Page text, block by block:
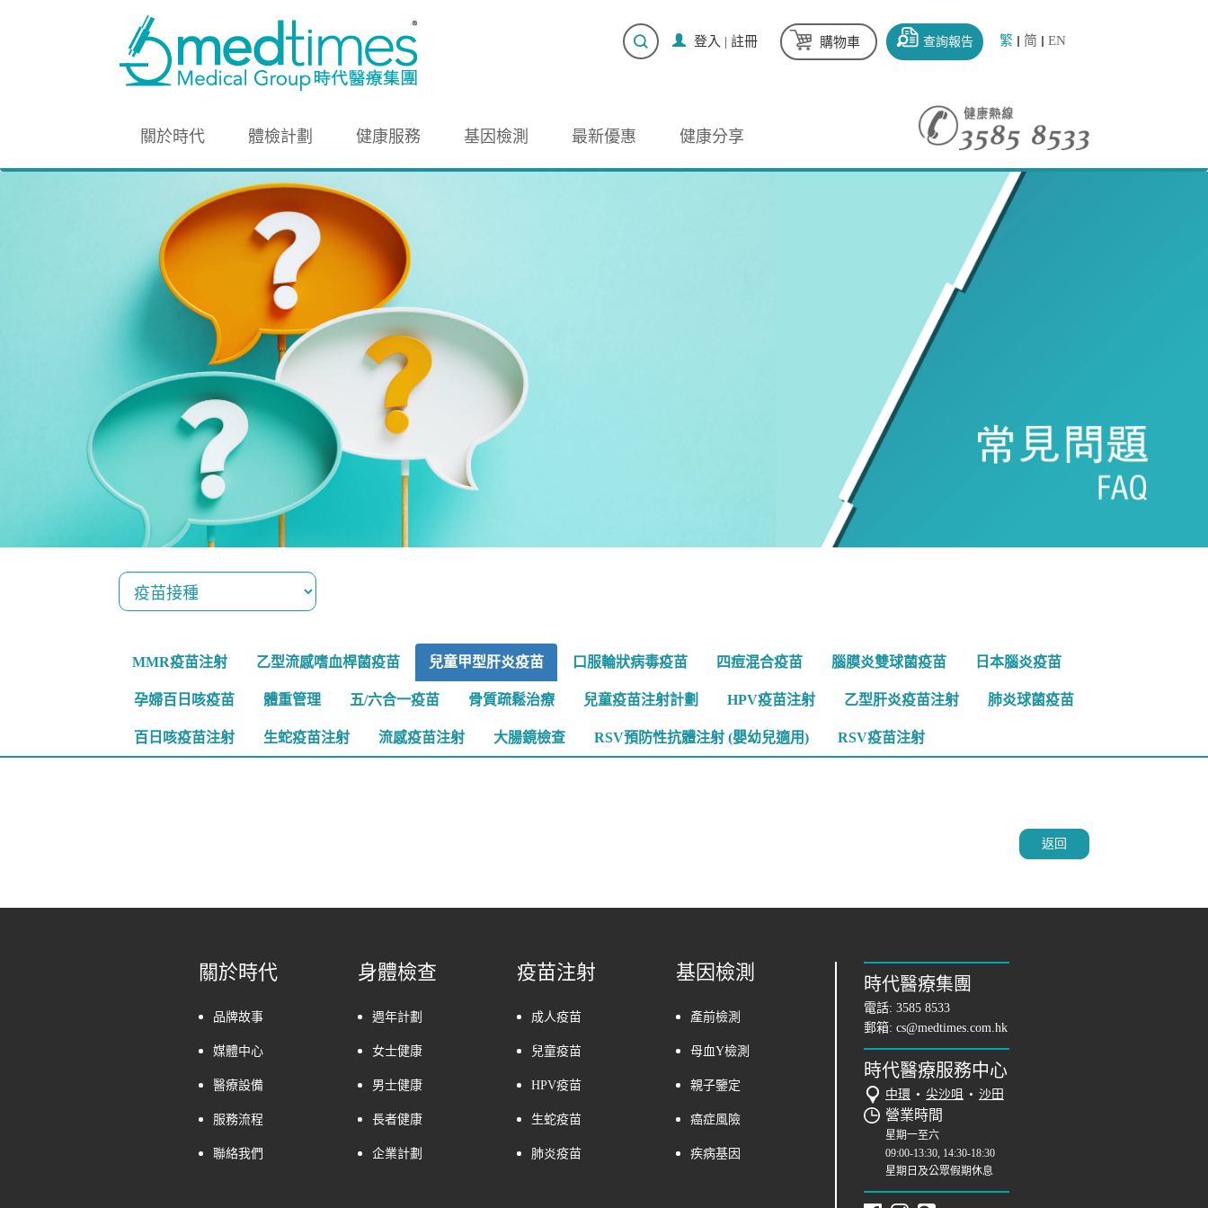
繁 简 EN
查詢報告
購物車
登入 | 註冊
關於時代 體檢計劃 健康服務 基因檢測 最新優惠 健康分享
MMR疫苗注射 乙型流感嗜血桿菌疫苗 兒童甲型肝炎疫苗 口服輪狀病毒疫苗 四痘混合疫苗 腦膜炎雙球菌疫苗 日本腦炎疫苗
孕婦百日咳疫苗 體重管理 五/六合一疫苗 骨質疏鬆治療 兒童疫苗注射計劃 HPV疫苗注射 乙型肝炎疫苗注射 肺炎球菌疫苗
百日咳疫苗注射 生蛇疫苗注射 流感疫苗注射 大腸鏡檢查 RSV預防性抗體注射 (嬰幼兒適用) RSV疫苗注射
返回
關於時代
品牌故事
媒體中心
醫療設備
服務流程
聯絡我們
身體檢查
週年計劃
女士健康
男士健康
長者健康
企業計劃
疫苗注射
成人疫苗
兒童疫苗
HPV疫苗
生蛇疫苗
肺炎疫苗
基因檢測
產前檢測
母血Y檢測
親子鑒定
癌症風險
疾病基因
時代醫療集團
電話: 3585 8533
郵箱: cs@medtimes.com.hk
時代醫療服務中心
中環 • 尖沙咀 • 沙田
營業時間
星期一至六
09:00-13:30, 14:30-18:30
星期日及公眾假期休息